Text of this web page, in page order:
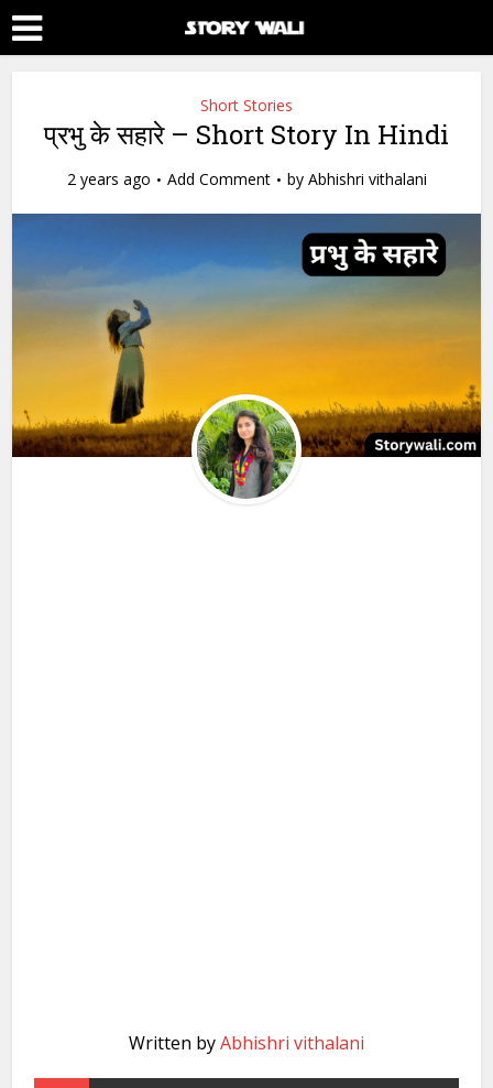
Short Stories
प्रभु के सहारे – Short Story In Hindi
2 years ago Add Comment by Abhishri vithalani
Written byAbhishri vithalani